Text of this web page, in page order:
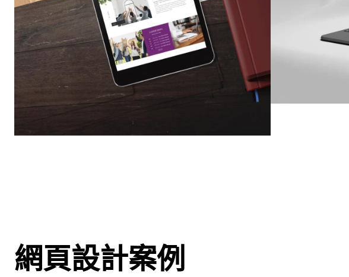
網頁設計案例